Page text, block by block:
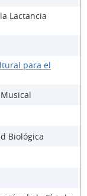
Lactancia
para el
Biológica